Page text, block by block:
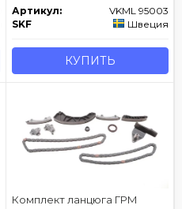
Артикул:
VKML 95003
SKF
Швеция
КУПИТЬ
Комплект ланцюга ГРМ